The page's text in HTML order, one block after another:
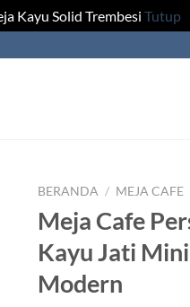
Kayu Solid Trembesi Tutup
BERANDA / MEJA CAFE
Meja Cafe
Kayu Jati
Modern